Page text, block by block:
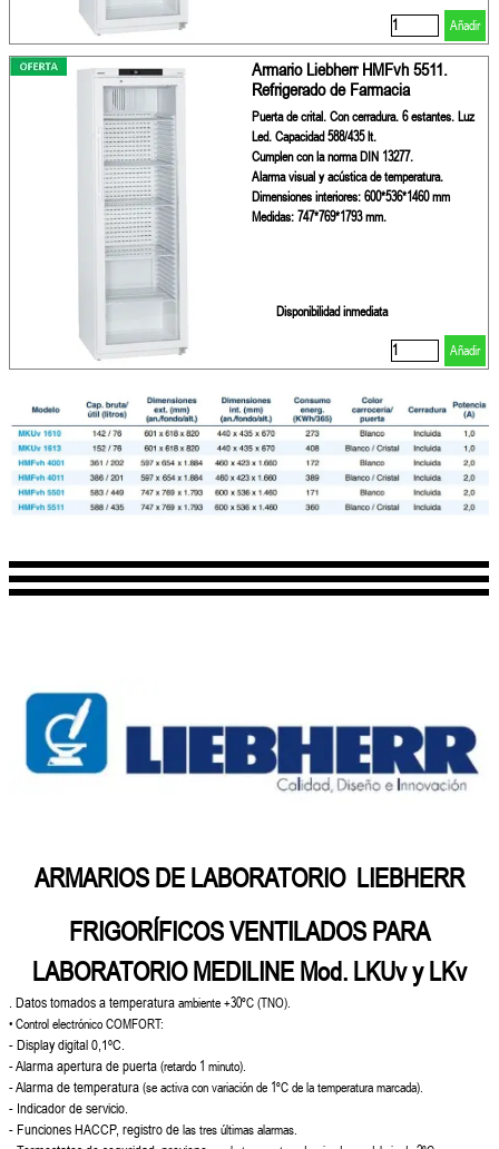
Añadir
Armario Liebherr HMFvh 5511.
Refrigerado de Farmacia
Puerta de crital. Con cerradura. 6 estantes. Luz
Led. Capacidad 588/435 lt.
Cumplen con la norma DIN 13277.
Alarma visual y acústica de temperatura.
Dimensiones interiores: 600*536*1460 mm
Medidas: 747*769*1793 mm.
Disponibilidad inmediata
Añadir
ARMARIOS DE LABORATORIO LIEBHERR
FRIGORÍFICOS VENTILADOS PARA
LABORATORIO MEDILINE Mod. LKUv y LKv
. Datos tomados a temperatura ambiente +30ºC (TNO).
• Control electrónico COMFORT:
- Display digital 0,1ºC.
- Alarma apertura de puerta (retardo 1 minuto).
- Alarma de temperatura (se activa con variación de 1ºC de la temperatura marcada).
- Indicador de servicio.
- Funciones HACCP, registro de las tres últimas alarmas.